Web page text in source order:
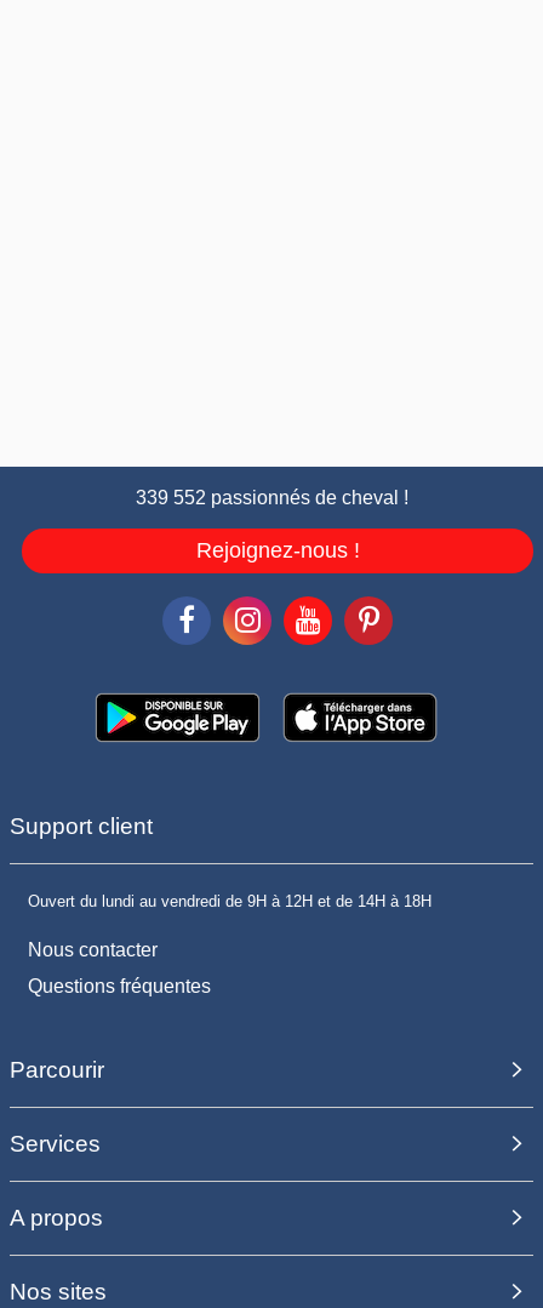
339 552 passionnés de cheval !
Rejoignez-nous !
Support client
Ouvert du lundi au vendredi de 9H à 12H et de 14H à 18H
Nous contacter
Questions fréquentes
Parcourir
Services
A propos
Nos sites